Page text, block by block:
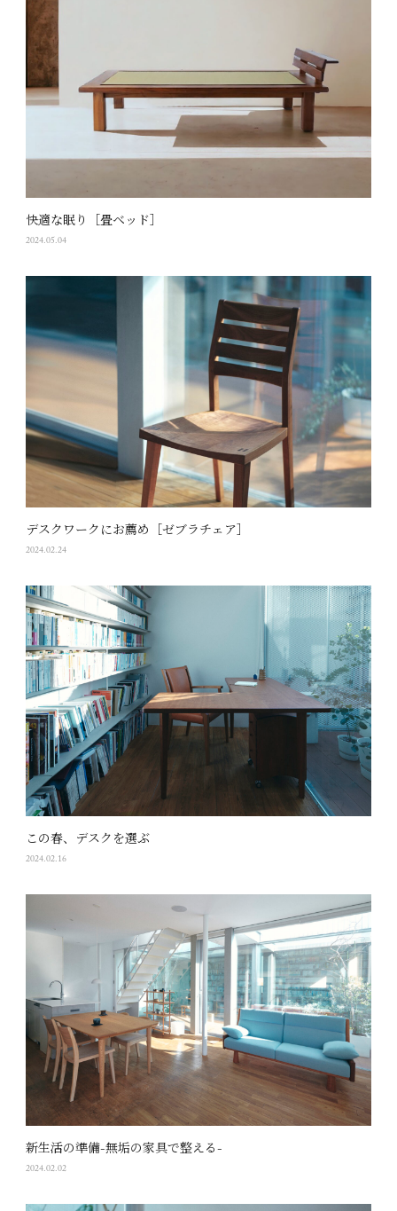
快適な眠り［畳ベッド］
2024.05.04
デスクワークにお薦め［ゼブラチェア］
2024.02.24
この春、デスクを選ぶ
2024.02.16
新生活の準備-無垢の家具で整える-
2024.02.02